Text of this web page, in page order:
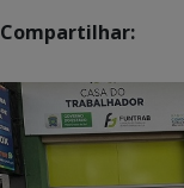
Compartilhar: